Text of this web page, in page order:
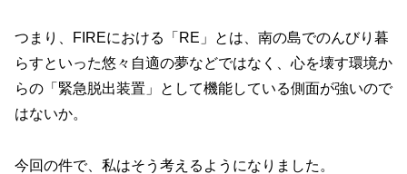
つまり、FIREにおける「RE」とは、南の島でのんびり暮
らすといった悠々自適の夢などではなく、心を壊す環境か
らの「緊急脱出装置」として機能している側面が強いので
はないか。
今回の件で、私はそう考えるようになりました。